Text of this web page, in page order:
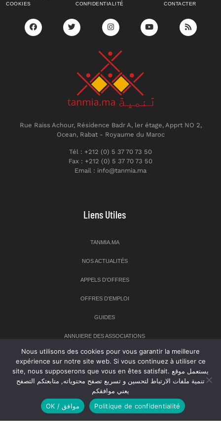
COOKIES
CONFIDENTIALITÉ
CONTACTER
Rue Raiss Achour, Résidence Badr A, ler étage, Apprt NO 2,
Ocean, Rabat - Royaume du Maroc
Tél : +212 (0) 5 37 70 73 50
Fax : +212 (0) 5 37 70 73 50
Email : info@tanmia.ma
Liens Utiles
TANMIA.MA
NOS ACTUALITÉS
APPELS D’OFFRES
OFFRES D’EMPLOI
GUIDES
ANNUIERE DES ASSOCIATIONS
Newsletter
Inscrivez-vous à notre newsletter pour recevoir les dernières
nouvelles sur TANMIA
Nous utilisons des cookies pour vous garantir la meilleure
expérience sur notre site web. Si vous continuez à utiliser ce
site, nous supposerons que vous en êtes satisfait. يستعمل موقع
تنمية ملفات الارتباط لتحسين و تسريع تصفح محتوياته, متابعتكم التصفح
يعني موافقكم
OK / موافق
Politique de confidentialité